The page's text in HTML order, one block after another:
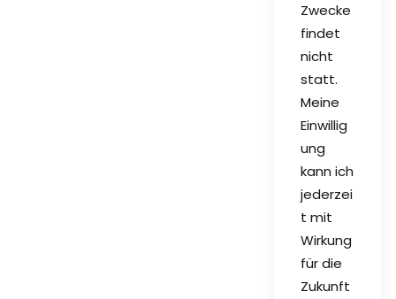
Zwecke
findet
nicht
statt.
Meine
Einwillig
ung
kann ich
jederzei
t mit
Wirkung
für die
Zukunft